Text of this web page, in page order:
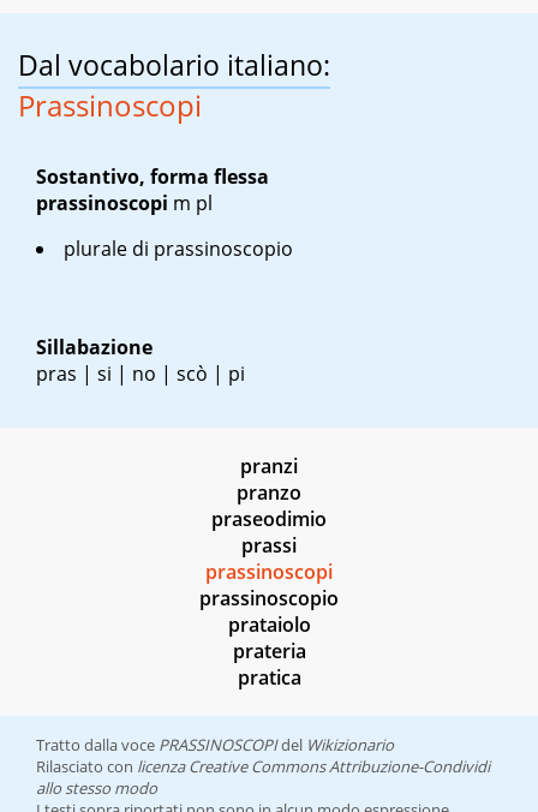
Dal vocabolario italiano:
Prassinoscopi
Sostantivo, forma flessa
prassinoscopi m pl
plurale di prassinoscopio
Sillabazione
pras | si | no | scò | pi
pranzi
pranzo
praseodimio
prassi
prassinoscopi
prassinoscopio
prataiolo
prateria
pratica
Tratto dalla voce PRASSINOSCOPIdel Wikizionario
Rilasciato con licenza Creative Commons Attribuzione-Condividi
allo stesso modo